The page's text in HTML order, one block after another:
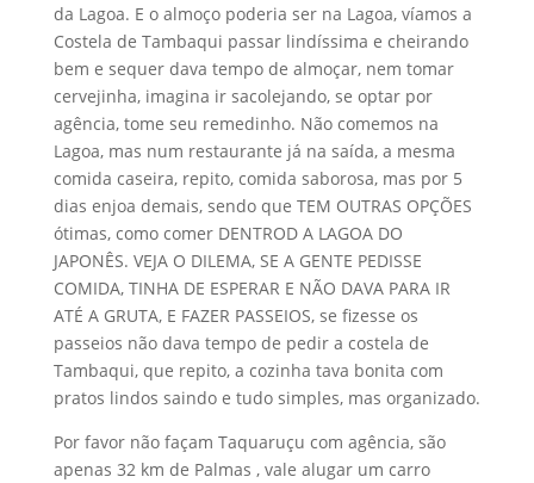
da Lagoa. E o almoço poderia ser na Lagoa, víamos a
Costela de Tambaqui passar lindíssima e cheirando
bem e sequer dava tempo de almoçar, nem tomar
cervejinha, imagina ir sacolejando, se optar por
agência, tome seu remedinho. Não comemos na
Lagoa, mas num restaurante já na saída, a mesma
comida caseira, repito, comida saborosa, mas por 5
dias enjoa demais, sendo que TEM OUTRAS OPÇÕES
ótimas, como comer DENTROD A LAGOA DO
JAPONÊS. VEJA O DILEMA, SE A GENTE PEDISSE
COMIDA, TINHA DE ESPERAR E NÃO DAVA PARA IR
ATÉ A GRUTA, E FAZER PASSEIOS, se fizesse os
passeios não dava tempo de pedir a costela de
Tambaqui, que repito, a cozinha tava bonita com
pratos lindos saindo e tudo simples, mas organizado.
Por favor não façam Taquaruçu com agência, são
apenas 32 km de Palmas , vale alugar um carro